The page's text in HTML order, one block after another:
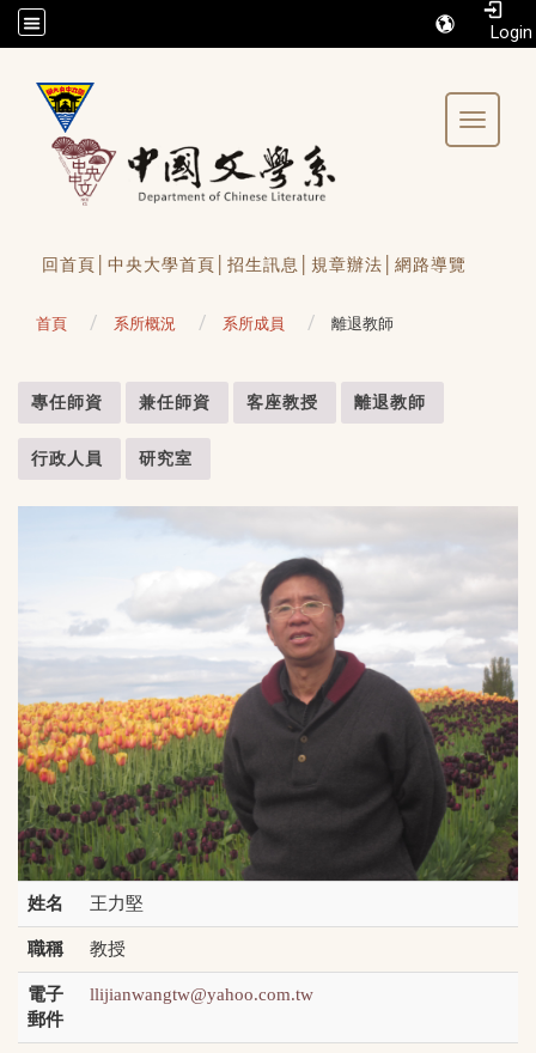
/accesskey"" title="Toolbar">:::
Toggle
回首頁│ 中央大學首頁│ 招生訊息│ 規章辦法│ 網路導覽
首頁 系所概況 系所成員 離退教師
專任師資 兼任師資 客座教授 離退教師
行政人員 研究室
姓名 王力堅
職稱 教授
電子
郵件
llijianwangtw@yahoo.com.tw